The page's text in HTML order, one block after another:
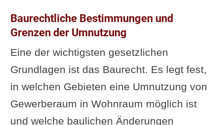
Baurechtliche Bestimmungen und
Grenzen der Umnutzung
Eine der wichtigsten gesetzlichen
Grundlagen ist das Baurecht. Es legt fest,
in welchen Gebieten eine Umnutzung von
Gewerberaum in Wohnraum möglich ist
und welche baulichen Änderungen